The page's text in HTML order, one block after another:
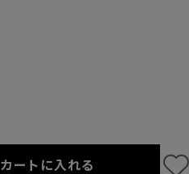
カートに入れる